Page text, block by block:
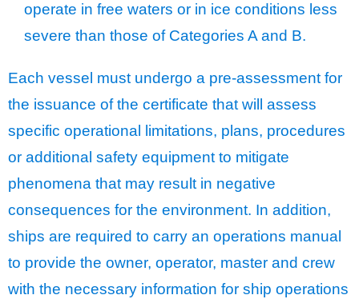
operate in free waters or in ice conditions less
severe than those of Categories A and B.
Each vessel must undergo a pre-assessment for
the issuance of the certificate that will assess
specific operational limitations, plans, procedures
or additional safety equipment to mitigate
phenomena that may result in negative
consequences for the environment. In addition,
ships are required to carry an operations manual
to provide the owner, operator, master and crew
with the necessary information for ship operations